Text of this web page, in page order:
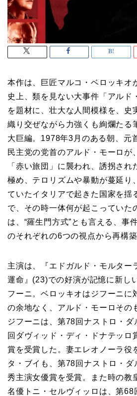
本作は、巨匠マルコ・ベロッキオ
史上、類を見ない大事件「アルド
を題材に、壮大な人間模様を、史
織り交ぜながら力強くも絢爛たる
大巨編。1978年3月のある朝、元
民主党の党首のアルド・モーロが
「赤い旅団」に襲われ、誘拐され
極め、テロリズムや暴動が蔓延り
ていたイタリアで起きた国家を揺
で、その時一体何が起こっていた
は、“羅生門方式”とも言える、事
のそれぞれの6つの視点から再構築
主演は、『エドガルド・モルター
運命』(23)での好演が記憶に新し
フーニ。ベロッキオはジフーニに
の余地なく、アルド・モーロその
ジフーニは、第78回ナストロ・
回ダヴィッド・ディ・ドナテッロ
賞を受賞した。妻エレオノーラ役
タ・ブイも、第78回ナストロ・ダ
秀主演女優賞を受賞。また時の教
名優トニ・セルヴィッロは、第68